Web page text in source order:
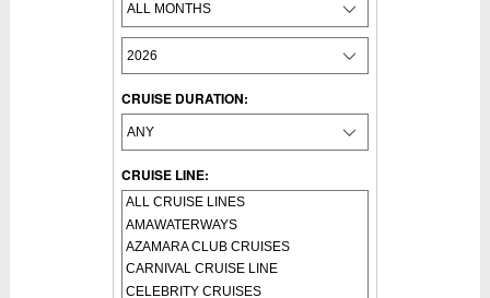
CRUISE DURATION:
CRUISE LINE: